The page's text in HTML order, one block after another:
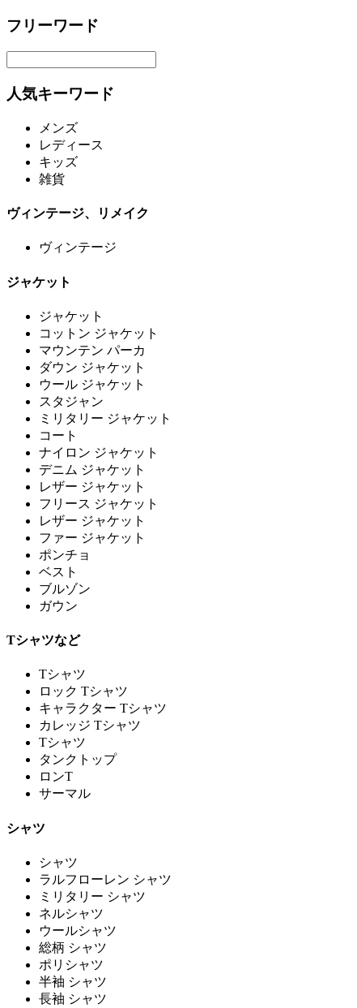
フリーワード
人気キーワード
メンズ
レディース
キッズ
雑貨
ヴィンテージ、リメイク
ヴィンテージ
ジャケット
ジャケット
コットン ジャケット
マウンテン パーカ
ダウン ジャケット
ウール ジャケット
スタジャン
ミリタリー ジャケット
コート
ナイロン ジャケット
デニム ジャケット
レザー ジャケット
フリース ジャケット
レザー ジャケット
ファー ジャケット
ポンチョ
ベスト
ブルゾン
ガウン
Tシャツなど
Tシャツ
ロック Tシャツ
キャラクター Tシャツ
カレッジ Tシャツ
Tシャツ
タンクトップ
ロンT
サーマル
シャツ
シャツ
ラルフローレン シャツ
ミリタリー シャツ
ネルシャツ
ウールシャツ
総柄 シャツ
ポリシャツ
半袖 シャツ
長袖 シャツ